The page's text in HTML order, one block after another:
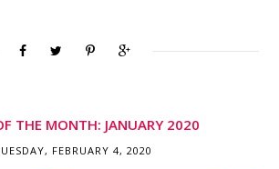
THE MONTH: JANUARY 2020
FEBRUARY 4, 2020